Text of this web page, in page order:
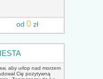
od0 zł
aby urlop nad morzem
Cię pozytywną